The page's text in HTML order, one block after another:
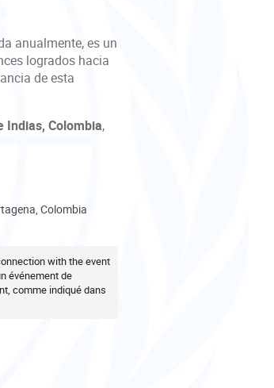
anualmente, es un
logrados hacia
de esta
Indias, Colombia,
Colombia
with the event
événement de
comme indiqué dans